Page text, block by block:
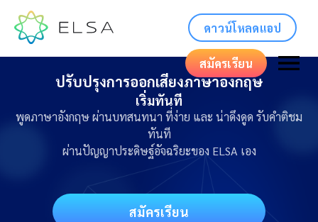
ดาวน์โหลดแอป
สมัครเรียน
ปรับปรุงการออกเสียงภาษาอังกฤษ
เริ่มทันที
พูดภาษาอังกฤษ ผ่านบทสนทนา ที่ง่าย และ น่าดึงดูด รับคำติชม
ทันที
ผ่านปัญญาประดิษฐ์อัจฉริยะของ ELSA เอง
สมัครเรียน